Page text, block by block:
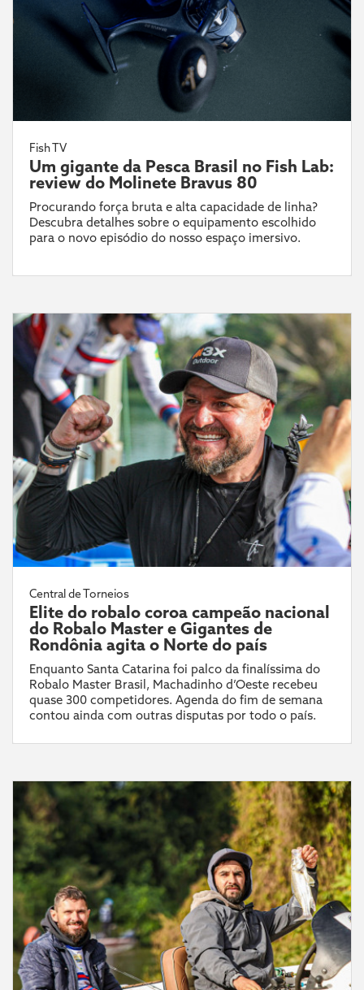
Fish TV
Um gigante da Pesca Brasil no Fish Lab:
review do Molinete Bravus 80
Procurando força bruta e alta capacidade de linha?
Descubra detalhes sobre o equipamento escolhido
para o novo episódio do nosso espaço imersivo.
Central de Torneios
Elite do robalo coroa campeão nacional
do Robalo Master e Gigantes de
Rondônia agita o Norte do país
Enquanto Santa Catarina foi palco da finalíssima do
Robalo Master Brasil, Machadinho d’Oeste recebeu
quase 300 competidores. Agenda do fim de semana
contou ainda com outras disputas por todo o país.